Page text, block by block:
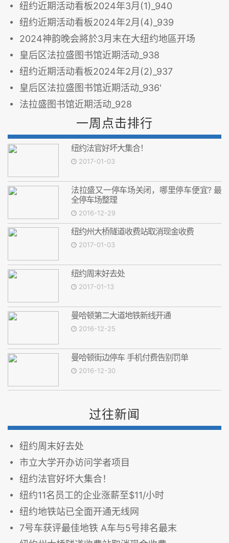
纽约近期活动看板2024年3月(1)_940
纽约近期活动看板2024年2月(4)_939
2024神韵晚会將於3月末在大纽约地區开场
皇后区法拉盛图书馆近期活动_938
纽约近期活动看板2024年2月(2)_937
皇后区法拉盛图书馆近期活动_936'
法拉盛图书馆近期活动_928
一周点击排行
纽约法官好坏大集合！
2017-01-03
法拉盛又一停车场关闭，哪里停车便宜? 最
全停车场整理
2016-12-29
纽约州大桥隧道收费站取消现金收费
2017-01-03
纽约周末好去处
2017-01-13
曼哈顿第二大道地铁新线开通
2016-12-25
曼哈顿街边停车 手机付费告别罚单
2016-12-30
过往新闻
纽约周末好去处
市立大学开办访问学者项目
纽约法官好坏大集合！
纽约11名员工的企业涨薪至$11/小时
纽约地铁站已全面开通无线网
7号车获评最佳地铁 A车与5号排名最末